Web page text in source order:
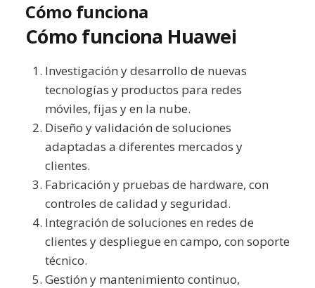
Cómo funciona
Cómo funciona Huawei
Investigación y desarrollo de nuevas
tecnologías y productos para redes
móviles, fijas y en la nube.
Diseño y validación de soluciones
adaptadas a diferentes mercados y
clientes.
Fabricación y pruebas de hardware, con
controles de calidad y seguridad.
Integración de soluciones en redes de
clientes y despliegue en campo, con soporte
técnico.
Gestión y mantenimiento continuo,